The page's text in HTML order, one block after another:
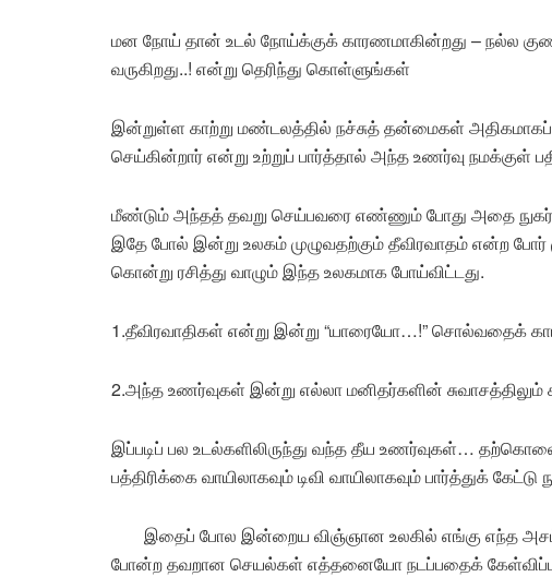
மன நோய் தான் உடல் நோய்க்குக் காரணமாகின்றது – நல்ல
வருகிறது..! என்று தெரிந்து கொள்ளுங்கள்
இன்றுள்ள காற்று மண்டலத்தில் நச்சுத் தன்மைகள் அதிகமாகப்
செய்கின்றார் என்று உற்றுப் பார்த்தால் அந்த உணர்வு நமக்குள்
மீண்டும் அந்தத் தவறு செய்பவரை எண்ணும் போது அதை
இதே போல் இன்று உலகம் முழுவதற்கும் தீவிரவாதம் என்ற
கொன்று ரசித்து வாழும் இந்த உலகமாக போய்விட்டது.
1.தீவிரவாதிகள் என்று இன்று “யாரையோ…!” சொல்வதைக்
2.அந்த உணர்வுகள் இன்று எல்லா மனிதர்களின்
இப்படிப் பல உடல்களிலிருந்து வந்த தீய உணர்வுகள்…
பத்திரிக்கை வாயிலாகவும் டிவி வாயிலாகவும் பார்த்துக்
இதைப் போல இன்றைய விஞ்ஞான உலகில் எங்கு எந்த
போன்ற தவறான செயல்கள் எத்தனையோ நடப்பதைக்